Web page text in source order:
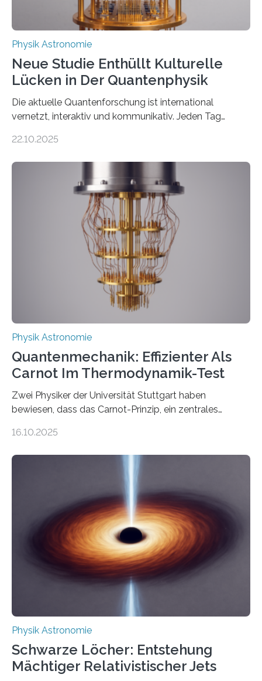
Physik Astronomie
Neue Studie Enthüllt Kulturelle
Lücken in Der Quantenphysik
Die aktuelle Quantenforschung ist international
vernetzt, interaktiv und kommunikativ. Jeden Tag
oft von Autor*innen, die eng zusammenarbeiten. Neue
werden schnell weiterentwickelt. Dies ist der Alltag in
der Forschung der Quantentheorie, die dieses Jahr 100
Jahre alt geworden ist, weshalb die UNESCO 2025 zum
Internationalen Jahr der Quantenwissenschaft und -
technologie ausgerufen hat. Doch nun hat eine
internationale Forschungsgruppe um den
22.10.2025
Physik Astronomie
Quantenmechanik: Effizienter Als
Carnot Im Thermodynamik-Test
Zwei Physiker der Universität Stuttgart haben
bewiesen, dass das Carnot-Prinzip, ein zentrales
Größenordnung von Atomen gilt, deren physikalische
Quantenmotoren voranbringen. Das
Wissenschaftsjournal Science Advances veröffentlichte
die Herleitung. (DOI: 10.1126/sciadv.adw8462)
Verbrennungsmotoren oder Dampfturbinen sind
Wärmekraftmaschinen: Sie wandeln thermische
Energie in mechanische Bewegung um – oder anders
ausgedrückt, Wärme in Bewegung. In
quantenmechanischen Experimenten ist es in den…
16.10.2025
Physik Astronomie
Schwarze Löcher: Entstehung
Mächtiger Relativistischer Jets